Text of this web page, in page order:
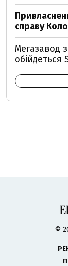
справу
Мегазавод
обійдеться
©